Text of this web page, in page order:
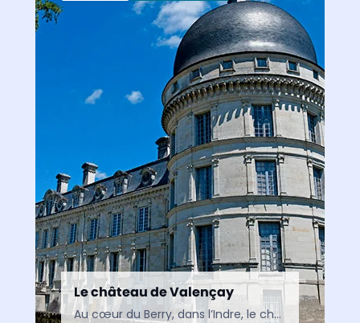
Le château de Valençay
Au cœur du Berry, dans l’Indre, le château de Valençay conjugue héritage médiéval, architecture Renaissance et souvenir de Talleyrand. Un monument d’exception qui traverse les siècles sans perdre de son…